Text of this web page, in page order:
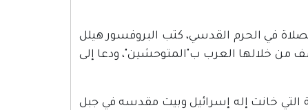
في الحرم القدسي، كتب البروفسور هيلل
عنصرية نشرها موقع "ان أف سي" بتاريخ 6.10.2012، وصف من خلالها العرب ب"المتوحشين"، ودعا إلى
التي خانت إله إسرائيل وبيت مقدسه في جبل